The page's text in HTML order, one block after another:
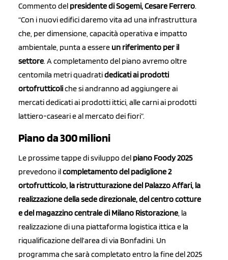
Commento del presidente di Sogemi, Cesare Ferrero.
“Con i nuovi edifici daremo vita ad una infrastruttura
che, per dimensione, capacità operativa e impatto
ambientale, punta a essere un riferimento per il
settore. A completamento del piano avremo oltre
centomila metri quadratidedicati ai prodotti
ortofrutticoliche si andranno ad aggiungere ai
mercati dedicati ai prodotti ittici, alle carni ai prodotti
lattiero-caseari e al mercato dei fiori”.
Piano da 300 milioni
Le prossime tappe di sviluppo del piano Foody 2025
prevedono ilcompletamento del padiglione 2
ortofrutticolo, la ristrutturazione del Palazzo Affari, la
realizzazione della sede direzionale, del centro cotture
e del magazzino centrale di Milano Ristorazione, la
realizzazione di una piattaforma logistica ittica e la
riqualificazione dell’area di via Bonfadini. Un
programma che sarà completato entro la fine del 2025